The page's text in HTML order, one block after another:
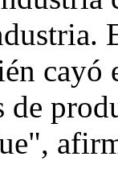
cayó
de